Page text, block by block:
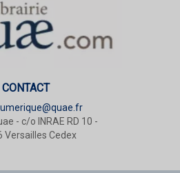
CONTACT
- c/o INRAE RD 10 -
Versailles Cedex